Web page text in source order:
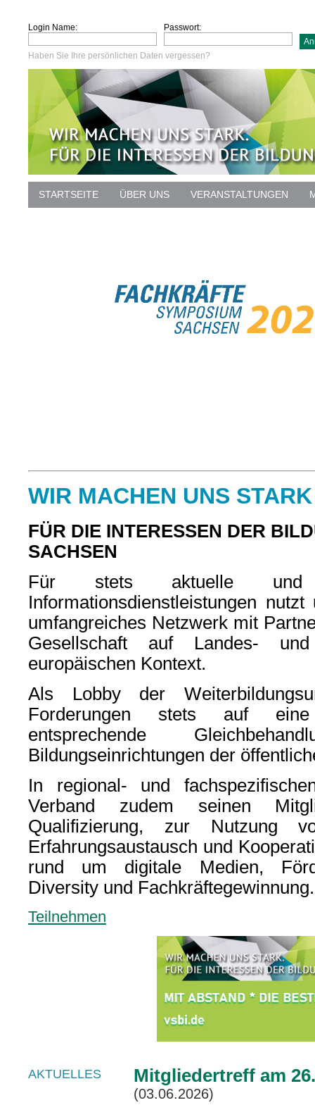
Login Name: Passwort:
Haben Sie Ihre persönlichen Daten vergessen?
STARTSEITE ÜBER UNS VERANSTALTUNGEN
WIR MACHEN UNS STARK
FÜR DIE INTERESSEN DER
SACHSEN
Für stets aktuelle und
Informationsdienstleistungen
umfangreiches Netzwerk mit
Gesellschaft auf Landes-
europäischen Kontext.
Als Lobby der
Forderungen stets auf eine
entsprechende
Bildungseinrichtungen der
In regional- und
Verband zudem seinen
Qualifizierung, zur Nutzung
Erfahrungsaustausch und
rund um digitale Medien,
Diversity und Fachkräftegewinnung.
Teilnehmen
AKTUELLES Mitgliedertreff am
(03.06.2026)